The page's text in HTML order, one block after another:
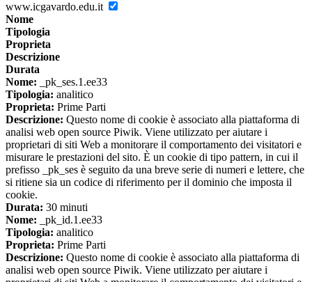
www.icgavardo.edu.it
Nome
Tipologia
Proprieta
Descrizione
Durata
Nome: _pk_ses.1.ee33
Tipologia: analitico
Proprieta: Prime Parti
Descrizione: Questo nome di cookie è associato alla piattaforma di
analisi web open source Piwik. Viene utilizzato per aiutare i
proprietari di siti Web a monitorare il comportamento dei visitatori e
misurare le prestazioni del sito. È un cookie di tipo pattern, in cui il
prefisso _pk_ses è seguito da una breve serie di numeri e lettere, che
si ritiene sia un codice di riferimento per il dominio che imposta il
cookie.
Durata: 30 minuti
Nome: _pk_id.1.ee33
Tipologia: analitico
Proprieta: Prime Parti
Descrizione: Questo nome di cookie è associato alla piattaforma di
analisi web open source Piwik. Viene utilizzato per aiutare i